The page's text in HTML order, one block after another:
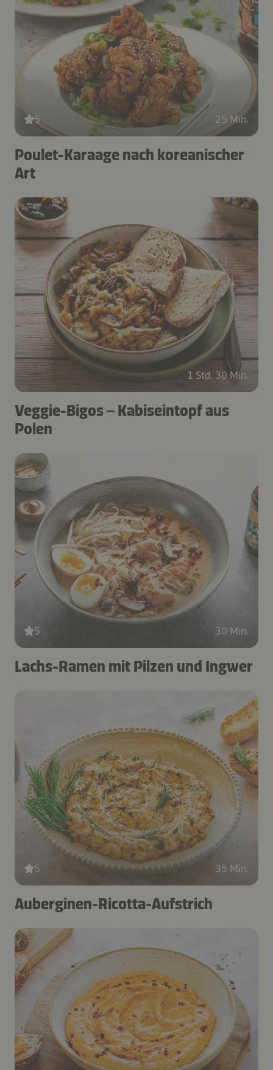
5 25 Min.
Poulet-Karaage nach koreanischer
Art
1 Std. 30 Min.
Veggie-Bigos – Kabiseintopf aus
Polen
5 30 Min.
Lachs-Ramen mit Pilzen und Ingwer
5 35 Min.
Auberginen-Ricotta-Aufstrich